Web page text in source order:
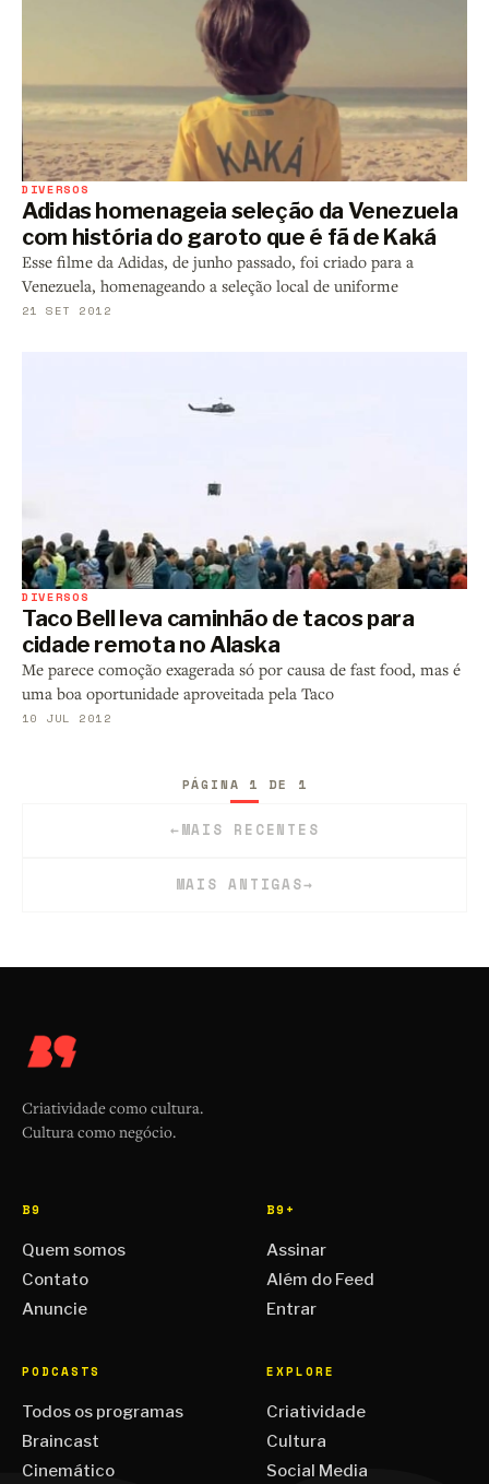
DIVERSOS
Adidas homenageia seleção da Venezuela
com história do garoto que é fã de Kaká
Esse filme da Adidas, de junho passado, foi criado para a
Venezuela, homenageando a seleção local de uniforme
21 SET 2012
DIVERSOS
Taco Bell leva caminhão de tacos para
cidade remota no Alaska
Me parece comoção exagerada só por causa de fast food, mas é
uma boa oportunidade aproveitada pela Taco
10 JUL 2012
←MAIS RECENTES
PÁGINA 1 DE 1
MAIS ANTIGAS→
Criatividade como cultura.
Cultura como negócio.
B9
Quem somos
Contato
Anuncie
B9+
Assinar
Além do Feed
Entrar
PODCASTS
Todos os programas
Braincast
Cinemático
EXPLORE
Criatividade
Cultura
Social Media